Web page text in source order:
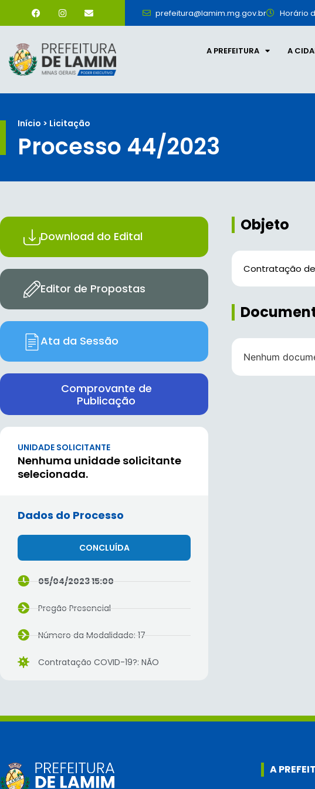
prefeitura@lamim.mg.gov.br Horário
A PREFEITURA A
Início > Licitação
Processo 44/2023
Download do Edital
Editor de Propostas
Ata da Sessão
Comprovante de
Publicação
UNIDADE SOLICITANTE
Nenhuma unidade solicitante
selecionada.
Dados do Processo
CONCLUÍDA
05/04/2023 15:00
Pregão Presencial
Número da Modalidade: 17
Contratação COVID-19?: NÃO
Objeto
Contratação
Nenhum
A